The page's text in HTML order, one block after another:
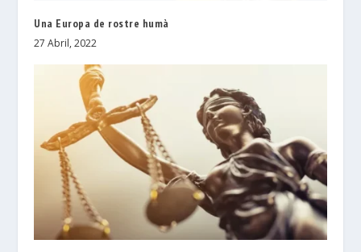
Una Europa de rostre humà
27 Abril, 2022